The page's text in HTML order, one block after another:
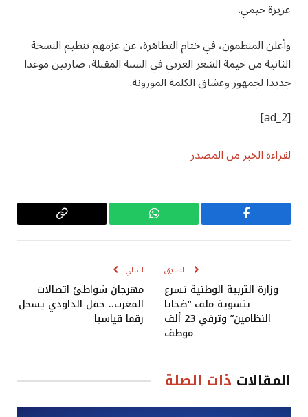
عزيزة حيمي.
وأعلن المنظمون، في ختام التظاهرة، عن عزمهم تنظيم النسخة
الثانية من خيمة الشعر العربي في السنة المقبلة، ضاربين موعدا
جديدا لجمهور وعشاق الكلمة الموزونة.
[ad_2]
لقراءة الخبر من المصدر
فيسبوك واتساب
Copy
السابق
وزارة التربية الوطنية تسرع
بتسوية ملف “ضحايا
النظامين” وترقي 23 ألف
موظف
التالي
مهرجان شواطئ اتصالات
المغرب.. حفل الداودي يسجل
رقما قياسيا
المقالات ذات الصلة